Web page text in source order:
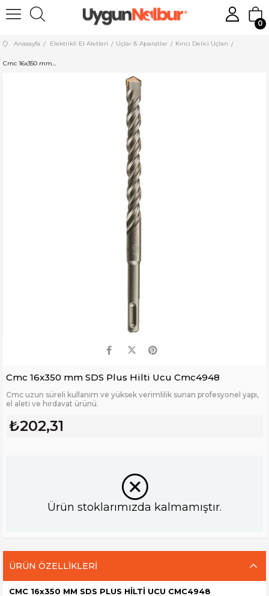
0
Anasayfa Elektrikli El Aletleri Uçlar & Aparatlar Kırıcı Delici Uçları
Cmc 16x350 mm SDS Plus Hilti Ucu Cmc4948
Cmc 16x350 mm SDS Plus Hilti Ucu Cmc4948
Cmc uzun süreli kullanım ve yüksek verimlilik sunan profesyonel yapı,
el aleti ve hırdavat ürünü.
₺202,31
Ürün stoklarımızda kalmamıştır.
ÜRÜN ÖZELLIKLERI
CMC 16x350 MM SDS PLUS HİLTİ UCU CMC4948